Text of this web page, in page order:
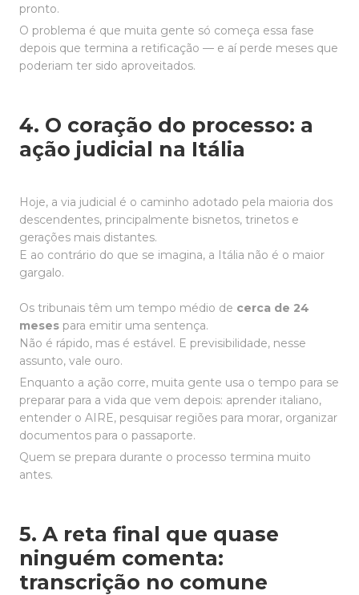
pronto.
O problema é que muita gente só começa essa fase
depois que termina a retificação — e aí perde meses que
poderiam ter sido aproveitados.
4. O coração do processo: a
ação judicial na Itália
Hoje, a via judicial é o caminho adotado pela maioria dos
descendentes, principalmente bisnetos, trinetos e
gerações mais distantes.
E ao contrário do que se imagina, a Itália não é o maior
gargalo.
Os tribunais têm um tempo médio de cerca de 24
meses para emitir uma sentença.
Não é rápido, mas é estável. E previsibilidade, nesse
assunto, vale ouro.
Enquanto a ação corre, muita gente usa o tempo para se
preparar para a vida que vem depois: aprender italiano,
entender o AIRE, pesquisar regiões para morar, organizar
documentos para o passaporte.
Quem se prepara durante o processo termina muito
antes.
5. A reta final que quase
ninguém comenta:
transcrição no comune